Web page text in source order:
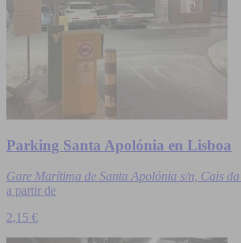
Parking Santa Apolónia en Lisboa
Gare Marítima de Santa Apolónia s/n, Cais
a partir de
2,15 €